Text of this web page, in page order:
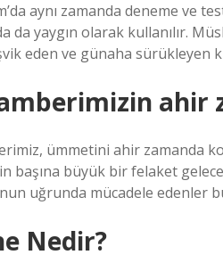
aynı zamanda deneme ve
da yaygın olarak kullanılır.
eden ve günaha sürükleyen
ahir
ümmetini ahir zamanda
başına büyük bir felaket
uğrunda mücadele edenler
Nedir?